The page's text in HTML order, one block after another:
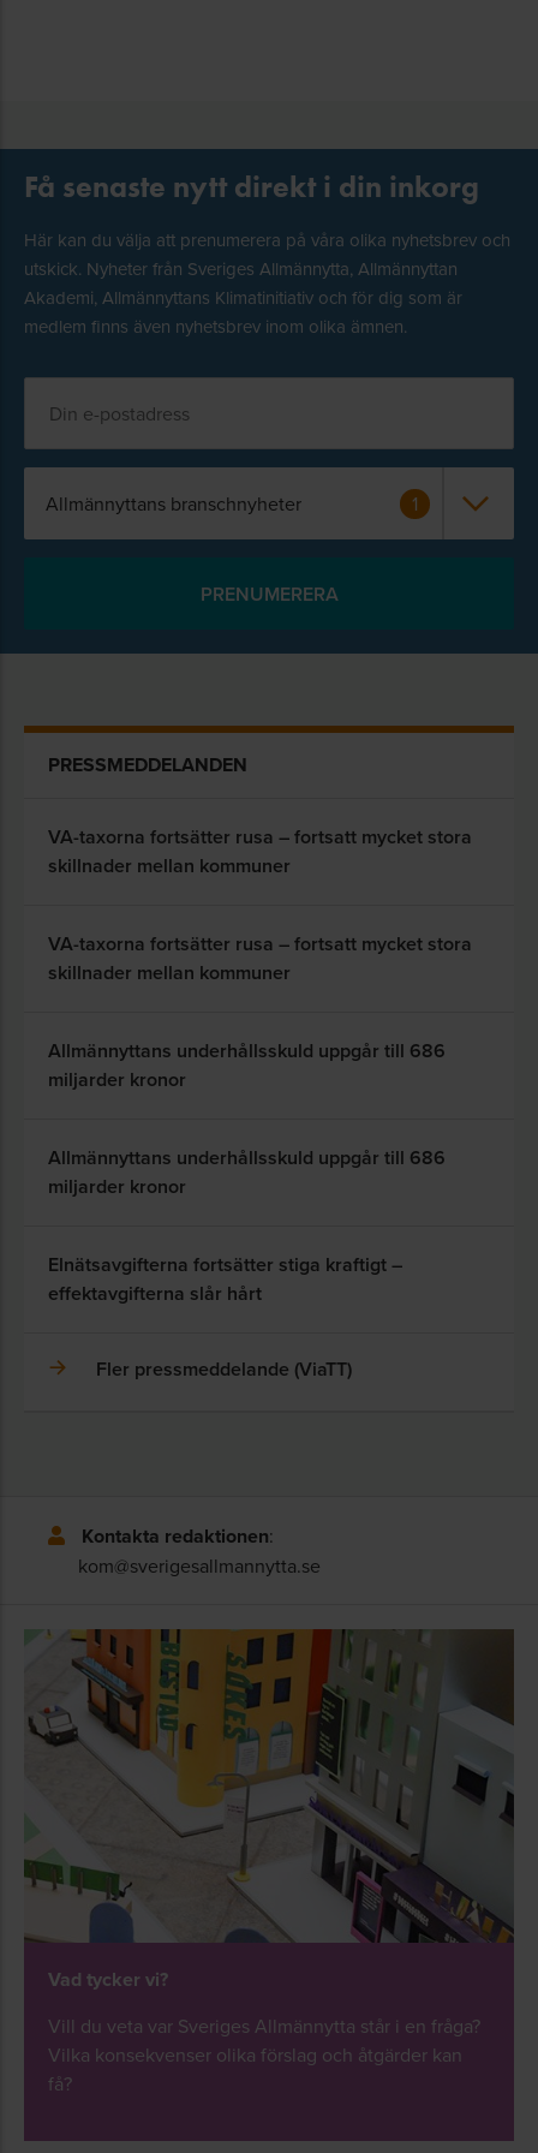
Få senaste nytt direkt i din inkorg
Här kan du välja att prenumerera på våra olika nyhetsbrev och
utskick. Nyheter från Sveriges Allmännytta, Allmännyttan
Akademi, Allmännyttans Klimatinitiativ och för dig som är
medlem finns även nyhetsbrev inom olika ämnen.
Allmännyttans branschnyheter 1
PRESSMEDDELANDEN
VA-taxorna fortsätter rusa – fortsatt mycket stora
skillnader mellan kommuner
VA-taxorna fortsätter rusa – fortsatt mycket stora
skillnader mellan kommuner
Allmännyttans underhållsskuld uppgår till 686
miljarder kronor
Allmännyttans underhållsskuld uppgår till 686
miljarder kronor
Elnätsavgifterna fortsätter stiga kraftigt –
effektavgifterna slår hårt
Fler pressmeddelande (ViaTT)
Kontakta redaktionen:
kom@sverigesallmannytta.se
Vad tycker vi?
Vill du veta var Sveriges Allmännytta står i en fråga?
Vilka konsekvenser olika förslag och åtgärder kan
få?